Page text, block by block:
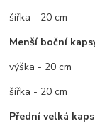
šířka - 20 cm
Menší boční
výška - 20 cm
šířka - 20 cm
Přední velká